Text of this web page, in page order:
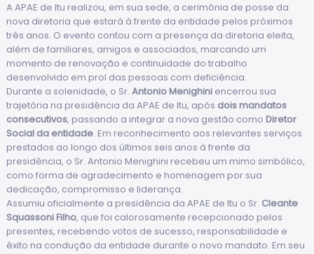
A APAE de Itu realizou, em sua sede, a cerimônia de posse da
nova diretoria que estará à frente da entidade pelos próximos
três anos. O evento contou com a presença da diretoria eleita,
além de familiares, amigos e associados, marcando um
momento de renovação e continuidade do trabalho
desenvolvido em prol das pessoas com deficiência.
Durante a solenidade, o Sr. Antonio Menighiniencerrou sua
trajetória na presidência da APAE de Itu, após dois mandatos
consecutivos, passando a integrar a nova gestão como Diretor
Social da entidade. Em reconhecimento aos relevantes serviços
prestados ao longo dos últimos seis anos à frente da
presidência, o Sr. Antonio Menighini recebeu um mimo simbólico,
como forma de agradecimento e homenagem por sua
dedicação, compromisso e liderança.
Assumiu oficialmente a presidência da APAE de Itu o Sr. Cleante
Squassoni Filho, que foi calorosamente recepcionado pelos
presentes, recebendo votos de sucesso, responsabilidade e
êxito na condução da entidade durante o novo mandato. Em seu